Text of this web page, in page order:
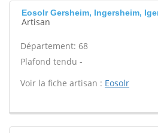
Eosolr Gersheim, Ingersheim,
Artisan
Département: 68
Plafond tendu -
Voir la fiche artisan : Eosolr